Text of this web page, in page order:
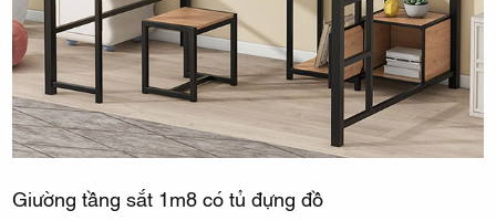
Giường tầng sắt 1m8 có tủ đựng đồ